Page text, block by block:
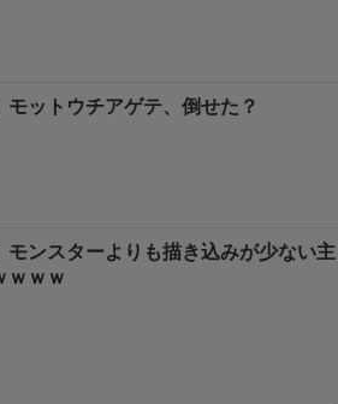
モットウチアゲテ、倒せた？
モンスターよりも描き込みが少ない主
ｗｗｗ